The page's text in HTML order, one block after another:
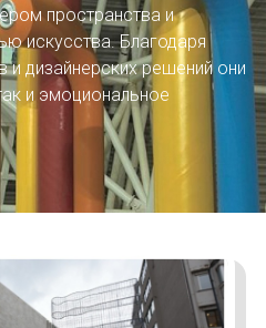
пространства и
искусства. Благодаря
дизайнерских решений они
и эмоциональное